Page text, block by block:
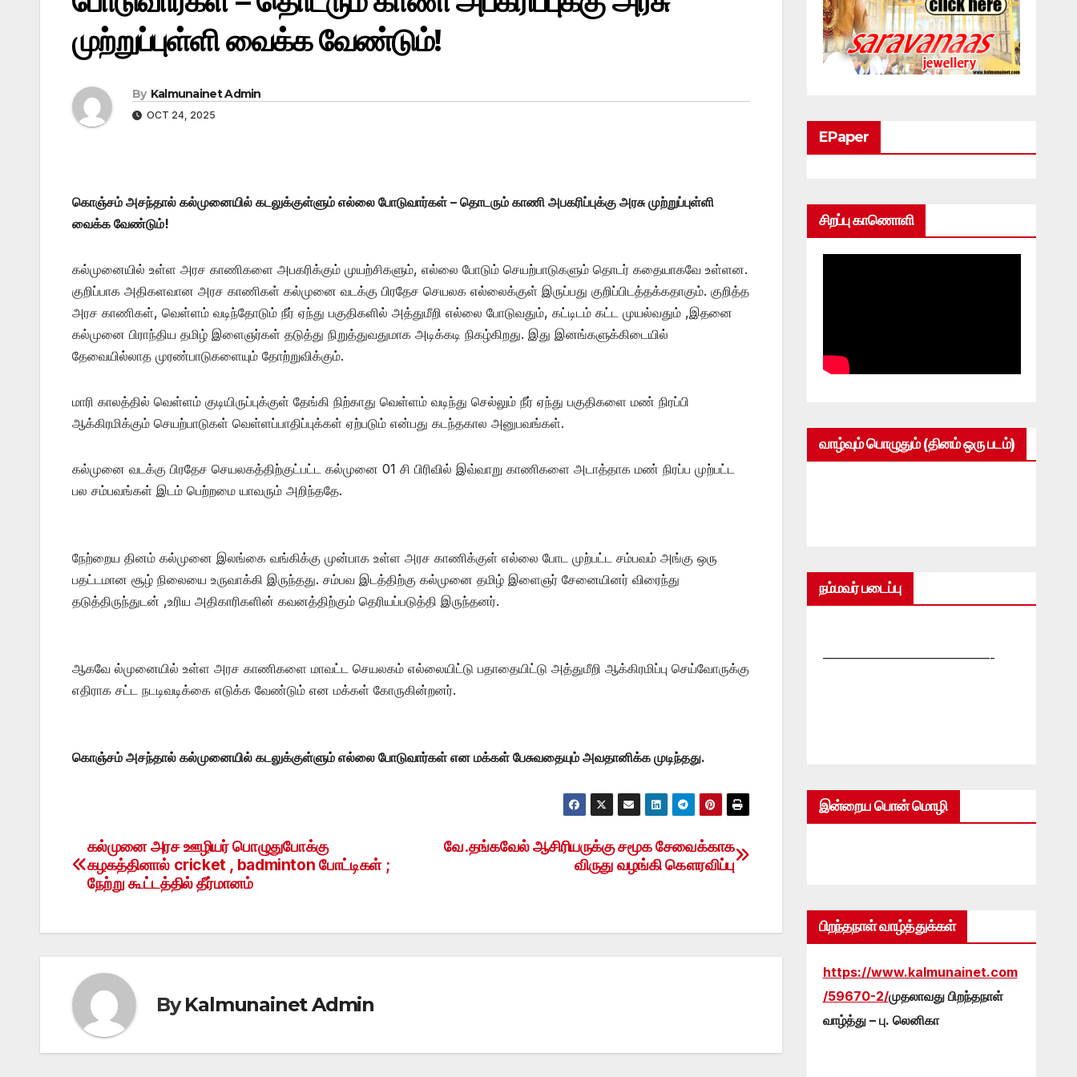
முற்றுப்புள்ளி வைக்க வேண்டும்!
By Kalmunainet Admin
OCT 24, 2025
கொஞ்சம் அசந்தால் கல்முனையில் கடலுக்குள்ளும் எல்லை போடுவார்கள் – தொடரும் காணி அபகரிப்புக்கு அரசு முற்றுப்புள்ளி
வைக்க வேண்டும்!
கல்முனையில் உள்ள அரச காணிகளை அபகரிக்கும் முயற்சிகளும், எல்லை போடும் செயற்பாடுகளும் தொடர் கதையாகவே உள்ளன.
குறிப்பாக அதிகளவான அரச காணிகள் கல்முனை வடக்கு பிரதேச செயலக எல்லைக்குள் இருப்பது குறிப்பிடத்தக்கதாகும். குறித்த
அரச காணிகள், வெள்ளம் வடிந்தோடும் நீர் ஏந்து பகுதிகளில் அத்துமீறி எல்லை போடுவதும், கட்டிடம் கட்ட முயல்வதும் ,இதனை
கல்முனை பிராந்திய தமிழ் இளைஞர்கள் தடுத்து நிறுத்துவதுமாக அடிக்கடி நிகழ்கிறது. இது இனங்களுக்கிடையில்
தேவையில்லாத முரண்பாடுகளையும் தோற்றுவிக்கும்.
மாரி காலத்தில் வெள்ளம் குடியிருப்புக்குள் தேங்கி நிற்காது வெள்ளம் வடிந்து செல்லும் நீர் ஏந்து பகுதிகளை மண் நிரப்பி
ஆக்கிரமிக்கும் செயற்பாடுகள் வெள்ளப்பாதிப்புக்கள் ஏற்படும் என்பது கடந்தகால அனுபவங்கள்.
கல்முனை வடக்கு பிரதேச செயலகத்திற்குட்பட்ட கல்முனை 01 சி பிரிவில் இவ்வாறு காணிகளை அடாத்தாக மண் நிரப்ப முற்பட்ட
பல சம்பவங்கள் இடம் பெற்றமை யாவரும் அறிந்ததே.
நேற்றைய தினம் கல்முனை இலங்கை வங்கிக்கு முன்பாக உள்ள அரச காணிக்குள் எல்லை போட முற்பட்ட சம்பவம் அங்கு ஒரு
பதட்டமான சூழ் நிலையை உருவாக்கி இருந்தது. சம்பவ இடத்திற்கு கல்முனை தமிழ் இளைஞர் சேனையினர் விரைந்து
தடுத்திருந்துடன் ,உரிய அதிகாரிகளின் கவனத்திற்கும் தெரியப்படுத்தி இருந்தனர்.
ஆகவே ல்முனையில் உள்ள அரச காணிகளை மாவட்ட செயலகம் எல்லையிட்டு பதாதையிட்டு அத்துமீறி ஆக்கிரமிப்பு செய்வோருக்கு
எதிராக சட்ட நடடிவடிக்கை எடுக்க வேண்டும் என மக்கள் கோருகின்றனர்.
கொஞ்சம் அசந்தால் கல்முனையில் கடலுக்குள்ளும் எல்லை போடுவார்கள் என மக்கள் பேசுவதையும் அவதானிக்க முடிந்தது.
Post
navigation
வே.தங்கவேல் ஆசிரியருக்கு சமூக சேவைக்காக
விருது வழங்கி கௌரவிப்பு
கல்முனை அரச ஊழியர் பொழுதுபோக்கு
கழகத்தினால் cricket , badminton போட்டிகள் ;
நேற்று கூட்டத்தில் தீர்மானம்
ByKalmunainet Admin
EPaper
சிறப்பு காணொளி
வாழ்வும் பொழுதும் (தினம் ஒரு படம்)
நம்மவர் படைப்பு
—————————————-
இன்றைய பொன் மொழி
பிறந்தநாள் வாழ்த்துக்கள்
https://www.kalmunainet.com
/59670-2/முதலாவது பிறந்தநாள்
வாழ்த்து – பு. லெனிகா